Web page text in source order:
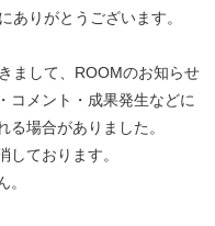
ありがとうございます。
まして、ROOMのお知らせ
コメント・成果発生などに
場合がありました。
ております。